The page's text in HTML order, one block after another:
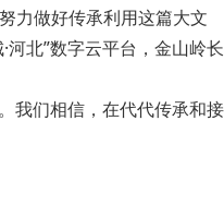
力做好传承利用这篇大文
北”数字云平台，金山岭长
我们相信，在代代传承和接